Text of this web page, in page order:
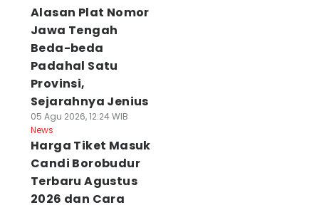
Alasan Plat Nomor
Jawa Tengah
Beda-beda
Padahal Satu
Provinsi,
Sejarahnya Jenius
05 Agu 2026, 12:24 WIB
News
Harga Tiket Masuk
Candi Borobudur
Terbaru Agustus
2026 dan Cara